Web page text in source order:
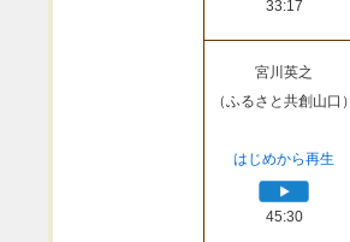
33:17
宮川英之
（ふるさと共創山口）
はじめから再生
45:30